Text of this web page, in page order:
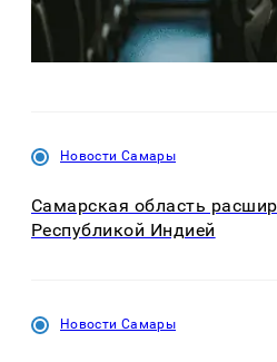
Новости Самары
Самарская область
Республикой Индией
Новости Самары